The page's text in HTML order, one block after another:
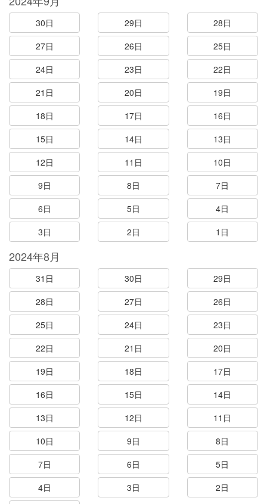
30日 29日
28日
27日
26日
25日
24日
23日
22日
21日
20日
19日
18日
17日
16日
15日
14日
13日
12日
11日
10日
9日
8日
7日
6日
5日
4日
3日
2日 1日
2024年8月
31日 30日
29日
28日
27日
26日
25日
24日
23日
22日
21日
20日
19日
18日
17日
16日
15日
14日
13日
12日
11日
10日
9日
8日
7日
6日
5日
4日
3日
2日